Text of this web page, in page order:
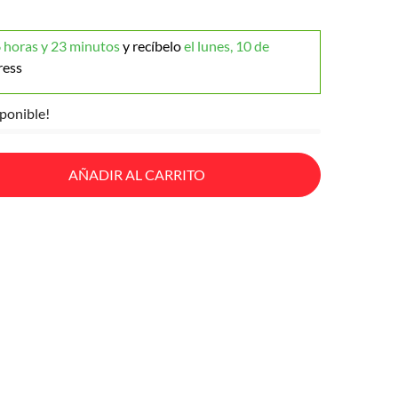
horas y 23 minutosy recíbeloel lunes, 10 de
AÑADIR AL CARRITO